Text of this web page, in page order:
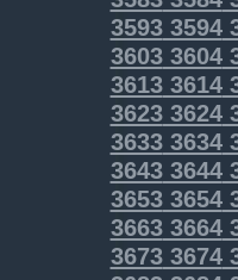
35933594
36033604
36133614
36233624
36333634
36433644
36533654
36633664
36733674